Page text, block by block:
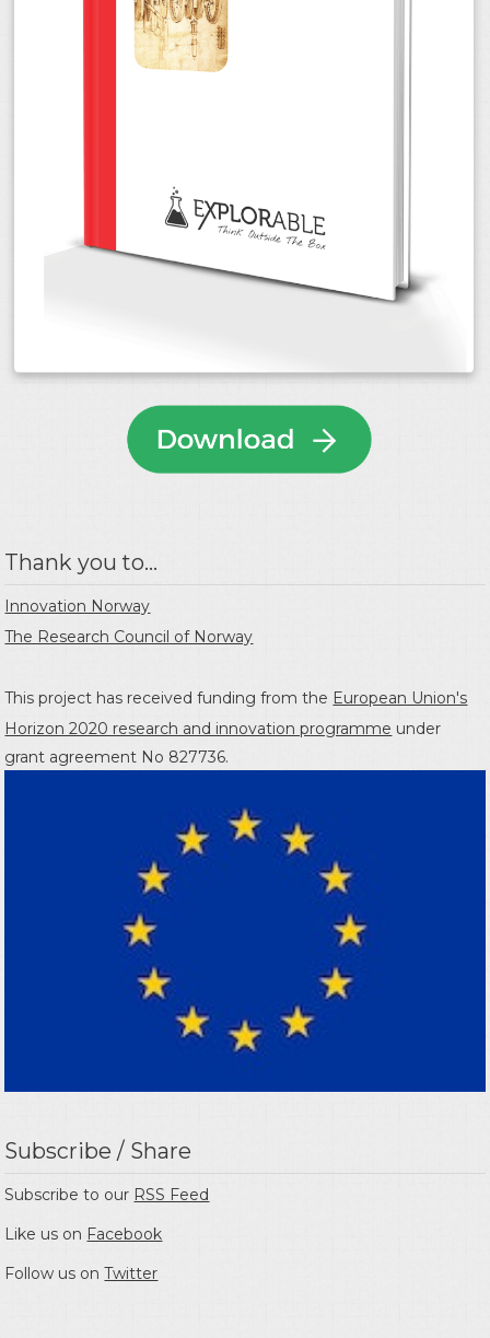
Thank you to...
Innovation Norway
The Research Council of Norway
This project has received funding from the European Union's
Horizon 2020 research and innovation programme under
grant agreement No 827736.
Subscribe / Share
Subscribe to our RSS Feed
Like us on Facebook
Follow us onTwitter